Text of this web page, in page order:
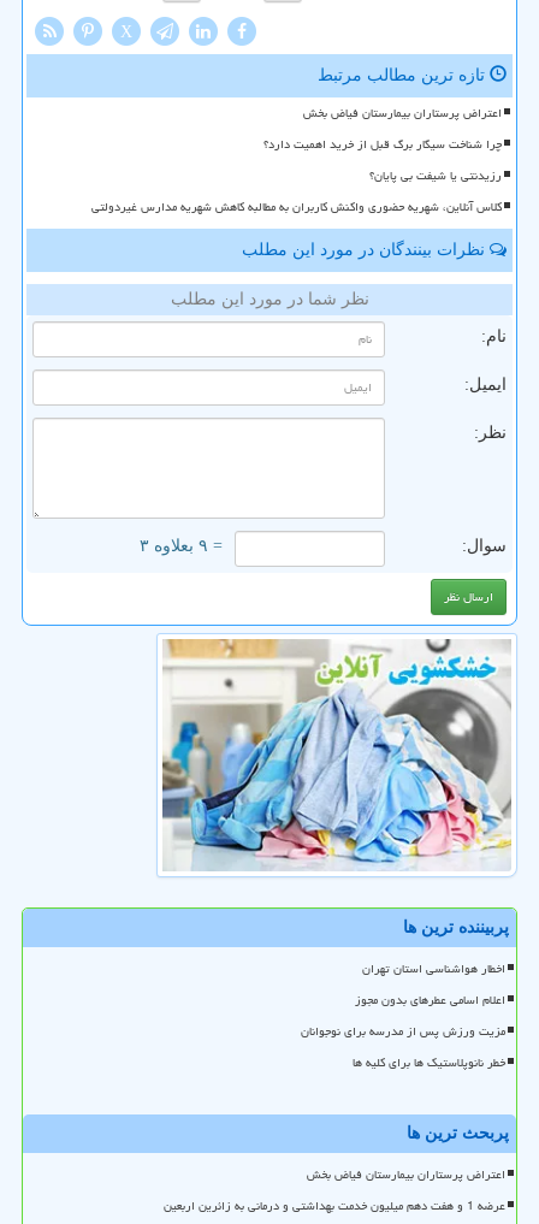
X
تازه ترین مطالب مرتبط
اعتراض پرستاران بیمارستان فیاض بخش
چرا شناخت سیگار برگ قبل از خرید اهمیت دارد؟
رزیدنتی یا شیفت بی پایان؟
کلاس آنلاین، شهریه حضوری واکنش کاربران به مطالبه کاهش شهریه مدارس غیردولتی
نظرات بینندگان در مورد این مطلب
نظر شما در مورد این مطلب
نام:
ایمیل:
نظر:
سوال: = ۹ بعلاوه ۳
پربیننده ترین ها
اخطار هواشناسی استان تهران
اعلام اسامی عطرهای بدون مجوز
مزیت ورزش پس از مدرسه برای نوجوانان
خطر نانوپلاستیک ها برای کلیه ها
پربحث ترین ها
اعتراض پرستاران بیمارستان فیاض بخش
عرضه 1 و هفت دهم میلیون خدمت بهداشتی و درمانی به زائرین اربعین